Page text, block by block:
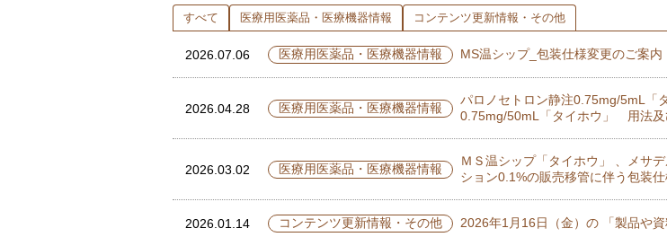
すべて 医療用医薬品・医療機器情報 コンテンツ更新情報・その他
2026.07.06 医療用医薬品・医療機器情報 MS温シップ_包装仕様変更のご案内
2026.04.28 医療用医薬品・医療機器情報
パロノセトロン静注0.75mg/5mL「
0.75mg/50mL「タイホウ」 用法及
2026.03.02 医療用医薬品・医療機器情報
ＭＳ温シップ「タイホウ」 、メサ
ション0.1%の販売移管に伴う包装
2026.01.14 コンテンツ更新情報・その他 2026年1月16日（金）の 「製品や